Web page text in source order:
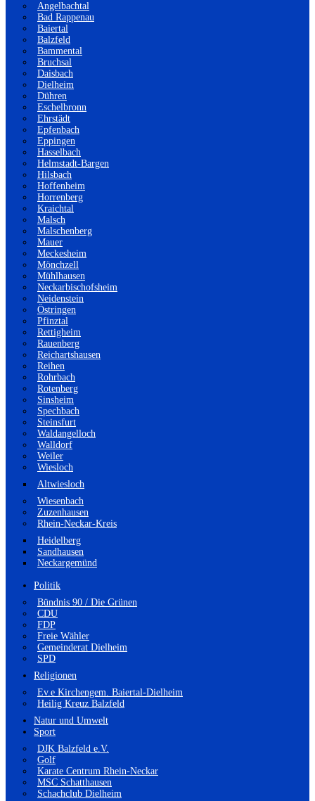
Angelbachtal
Bad Rappenau
Baiertal
Balzfeld
Bammental
Bruchsal
Daisbach
Dielheim
Dühren
Eschelbronn
Ehrstädt
Epfenbach
Eppingen
Hasselbach
Helmstadt-Bargen
Hilsbach
Hoffenheim
Horrenberg
Kraichtal
Malsch
Malschenberg
Mauer
Meckesheim
Mönchzell
Mühlhausen
Neckarbischofsheim
Neidenstein
Östringen
Pfinztal
Rettigheim
Rauenberg
Reichartshausen
Reihen
Rohrbach
Rotenberg
Sinsheim
Spechbach
Steinsfurt
Waldangelloch
Walldorf
Weiler
Wiesloch
Altwiesloch
Wiesenbach
Zuzenhausen
Rhein-Neckar-Kreis
Heidelberg
Sandhausen
Neckargemünd
Politik
Bündnis 90 / Die Grünen
CDU
FDP
Freie Wähler
Gemeinderat Dielheim
SPD
Religionen
Ev.e Kirchengem. Baiertal-Dielheim
Heilig Kreuz Balzfeld
Natur und Umwelt
Sport
DJK Balzfeld e.V.
Golf
Karate Centrum Rhein-Neckar
MSC Schatthausen
Schachclub Dielheim